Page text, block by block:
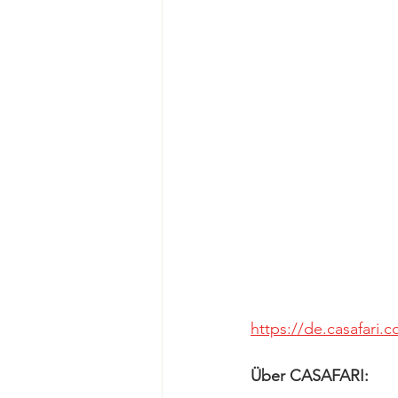
https://
Über CASAFARI: